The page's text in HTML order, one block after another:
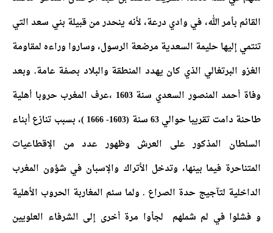
القائم بأمر الله، في وادي درعة، لأنه ينحدر من قبيلة بني سعد التي
تنتمي إليها حليمة السعدية مرضعة الرسول، وساروا وراءه لمقاومة
الغزو البرتغالي الذي كان يهدد المنطقة والبلاد بصفة عامة. وبعد
وفاة أحمد المنصور السعدي سنة 1603 ،عرف المغرب حروبا أهلية
طاحنة دامت تقريبا حوالي 63 سنة (1603- 1666 )، بسبب تنازع أبناء
السلطان المذكور على العرش وظهور عدد من الإقطاعيات
المتناحرة فيما بينها، وتدخل الأتراك والإسبان في شؤون المغرب
الداخلية لتآجيج حدة الصراع . ولما سئم المغاربة الحروب الأهلية
و فشلوا في لم شملهم لجأوا مرة أخرى إلى الشرفاء العلويين